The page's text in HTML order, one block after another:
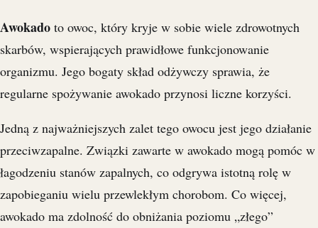
Awokado to owoc, który kryje w sobie wiele zdrowotnych
skarbów, wspierających prawidłowe funkcjonowanie
organizmu. Jego bogaty skład odżywczy sprawia, że
regularne spożywanie awokado przynosi liczne korzyści.
Jedną z najważniejszych zalet tego owocu jest jego działanie
przeciwzapalne. Związki zawarte w awokado mogą pomóc w
łagodzeniu stanów zapalnych, co odgrywa istotną rolę w
zapobieganiu wielu przewlekłym chorobom. Co więcej,
awokado ma zdolność do obniżania poziomu „złego”